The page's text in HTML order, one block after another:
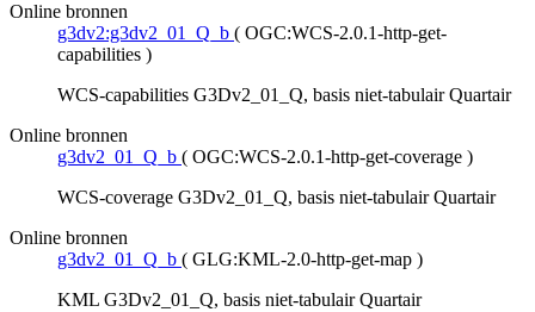
Online bronnen
g3dv2:g3dv2_01_Q_b ( OGC:WCS-2.0.1-http-get-
capabilities )
WCS-capabilities G3Dv2_01_Q, basis niet-tabulair Quartair
Online bronnen
g3dv2_01_Q_b ( OGC:WCS-2.0.1-http-get-coverage )
WCS-coverage G3Dv2_01_Q, basis niet-tabulair Quartair
Online bronnen
g3dv2_01_Q_b ( GLG:KML-2.0-http-get-map )
KML G3Dv2_01_Q, basis niet-tabulair Quartair